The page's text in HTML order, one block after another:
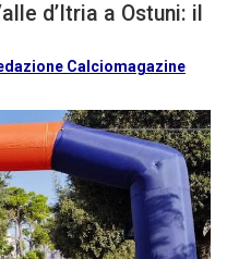
d’Itria a Ostuni: il
Calciomagazine